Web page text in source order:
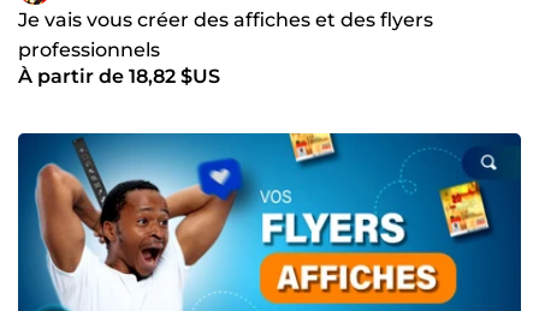
Je vais vous créer des affiches et des flyers
professionnels
À partir de 18,82 $US